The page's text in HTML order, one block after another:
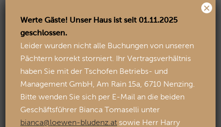
Was wir bieten
Ein etabliertes Boutique Hotel mit
treuer Gästestruktur
Attraktive Pachtkonditionen und
Gestaltungsspielraum
Werte Gäste! Unser Haus ist seit 01.11.2025
geschlossen.
Leider wurden nicht alle Buchungen von unseren
Pächtern korrekt storniert. Ihr Vertragsverhältnis
haben Sie mit der Tschofen Betriebs- und
Management GmbH, Am Rain 15a, 6710 Nenzing.
Bitte wenden Sie sich per E-Mail an die beiden
Geschäftsführer Bianca Tomaselli unter
bianca@loewen-bludenz.at sowie Herr Harry
×